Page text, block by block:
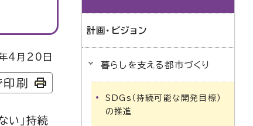
4月20日
刷
い」持続
計画・ビジョン
暮らしを支える都市づくり
SDGs（持続可能な開発目標）
の推進